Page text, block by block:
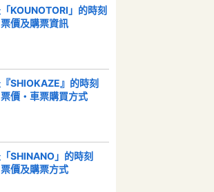
KOUNOTORI」的時刻
價及購票資訊
SHIOKAZE』的時刻
價・車票購買方式
SHINANO」的時刻
價及購票方式